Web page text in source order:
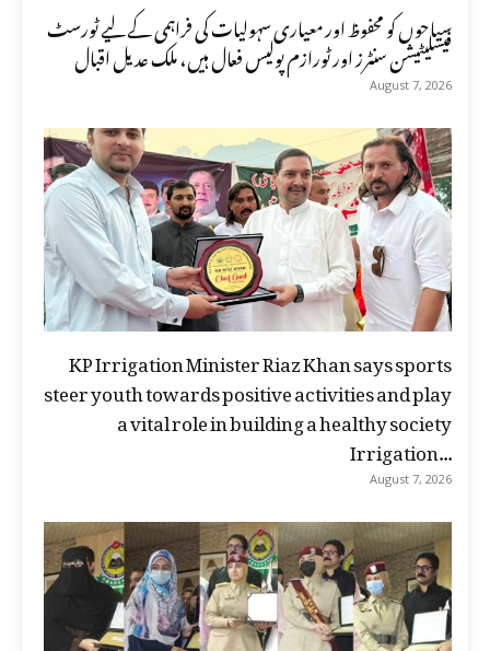
سیاحوں کو محفوظ اور معیاری سہولیات کی فراہمی کے لیے ٹورسٹ
فیسلیٹیشن سنٹرز اور ٹورازم پولیس فعال ہیں، ملک عدیل اقبال
August 7, 2026
KP Irrigation Minister Riaz Khan says sports
steer youth towards positive activities and play
a vital role in building a healthy society
Irrigation...
August 7, 2026